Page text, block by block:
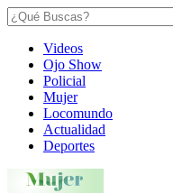
Videos
Ojo Show
Policial
Mujer
Locomundo
Actualidad
Deportes